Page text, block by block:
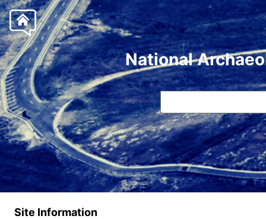
National
Site Information